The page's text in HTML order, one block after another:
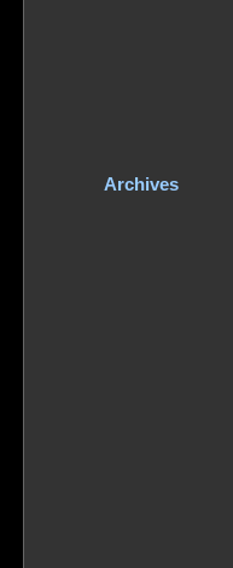
Archives